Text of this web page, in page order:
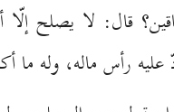
قال: لا يصلح
رأس ماله، وله ما